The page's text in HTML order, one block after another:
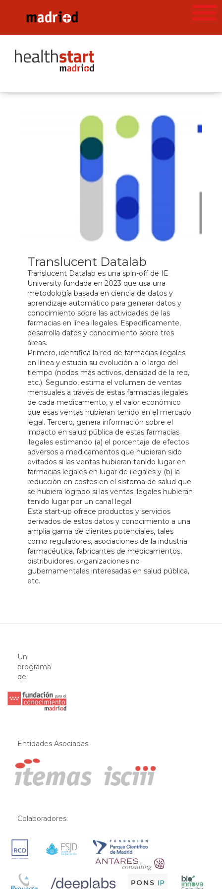
Translucent Datalab
Translucent Datalab es una spin-off de IE
University fundada en 2023 que usa una
metodología basada en ciencia de datos y
aprendizaje automático para generar datos y
conocimiento sobre las actividades de las
farmacias en línea ilegales. Específicamente,
desarrolla datos y conocimiento sobre tres
áreas.
Primero, identifica la red de farmacias ilegales
en línea y estudia su evolución a lo largo del
tiempo (nodos más activos, densidad de la red,
etc.). Segundo, estima el volumen de ventas
mensuales a través de estas farmacias ilegales
de cada medicamento, y el valor económico
que esas ventas hubieran tenido en el mercado
legal. Tercero, genera información sobre el
impacto en salud pública de estas farmacias
ilegales estimando (a) el porcentaje de efectos
adversos a medicamentos que hubieran sido
evitados si las ventas hubieran tenido lugar en
farmacias legales en lugar de ilegales y (b) la
reducción en costes en el sistema de salud que
se hubiera logrado si las ventas ilegales hubieran
tenido lugar por un canal legal.
Esta start-up ofrece productos y servicios
derivados de estos datos y conocimiento a una
amplia gama de clientes potenciales, tales
como reguladores, asociaciones de la industria
farmacéutica, fabricantes de medicamentos,
distribuidores, organizaciones no
gubernamentales interesadas en salud pública,
etc.
Un
programa
de:
Entidades Asociadas:
Colaboradores: